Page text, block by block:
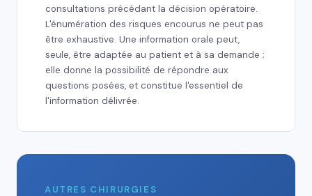
AUTRES CHIRURGIES
consultations précédant la décision opératoire.
L'énumération des risques encourus ne peut pas
être exhaustive. Une information orale peut,
seule, être adaptée au patient et à sa demande ;
elle donne la possibilité de répondre aux
questions posées, et constitue l'essentiel de
l'information délivrée.